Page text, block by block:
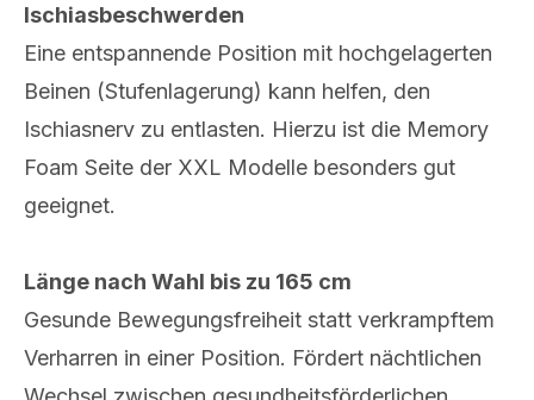
Ischiasbeschwerden
Eine entspannende Position mit hochgelagerten
Beinen (Stufenlagerung) kann helfen, den
Ischiasnerv zu entlasten. Hierzu ist die Memory
Foam Seite der XXL Modelle besonders gut
geeignet.
Länge nach Wahl bis zu 165 cm
Gesunde Bewegungsfreiheit statt verkrampftem
Verharren in einer Position. Fördert nächtlichen